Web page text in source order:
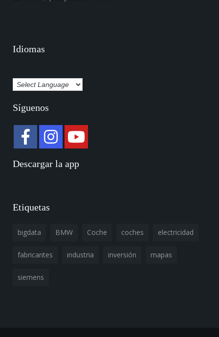
Idiomas
Síguenos
Descargar la app
Etiquetas
bigdata BMW Coche coches electricidad
fabricantes industria inversión mapas
siemens